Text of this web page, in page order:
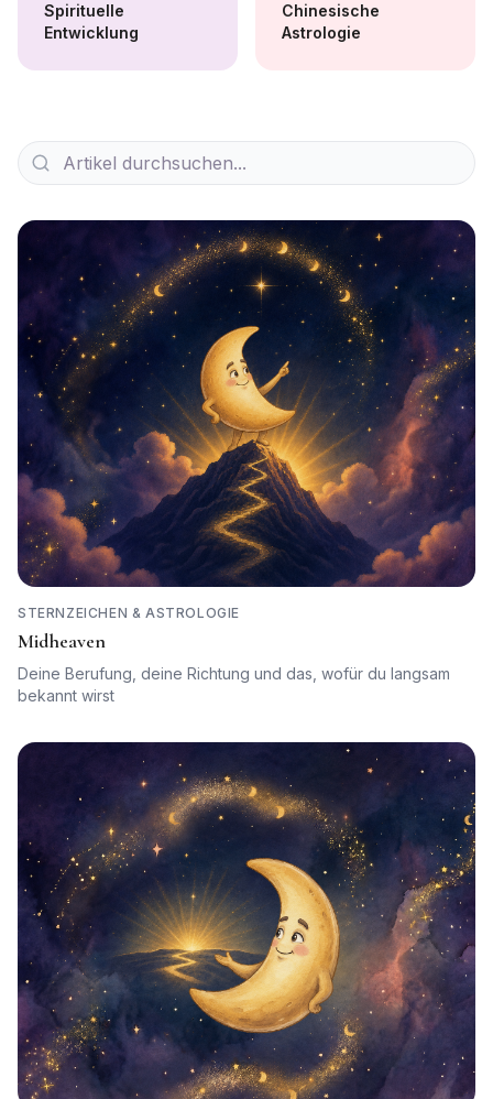
Spirituelle
Entwicklung
Chinesische
Astrologie
STERNZEICHEN & ASTROLOGIE
Midheaven
Deine Berufung, deine Richtung und das, wofür du langsam
bekannt wirst